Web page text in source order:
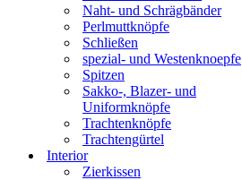
Naht- und Schrägbänder
Perlmuttknöpfe
Schließen
spezial- und Westenknoepfe
Spitzen
Sakko-, Blazer- und
Uniformknöpfe
Trachtenknöpfe
Trachtengürtel
Interior
Zierkissen